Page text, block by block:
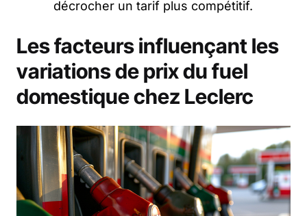
décrocher un tarif plus compétitif.
Les facteurs influençant les
variations de prix du fuel
domestique chez Leclerc